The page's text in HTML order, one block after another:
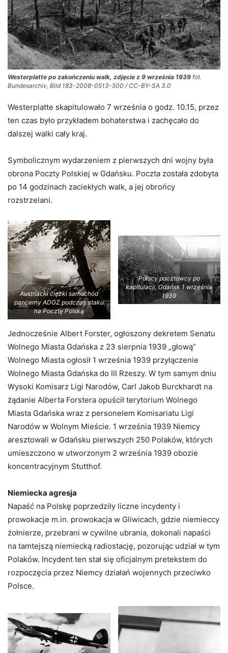
Westerplatte po zakończeniu walk, zdjęcie z 9 września 1939 fot.
Bundesarchiv, Bild 183-2008-0513-500 / CC-BY-SA 3.0
Westerplatte skapitulowało 7 września o godz. 10.15, przez
ten czas było przykładem bohaterstwa i zachęcało do
dalszej walki cały kraj.
Symbolicznym wydarzeniem z pierwszych dni wojny była
obrona Poczty Polskiej w Gdańsku. Poczta została zdobyta
po 14 godzinach zaciekłych walk, a jej obrońcy
rozstrzelani.
Austriacki ciężki samochód
pancerny ADGZ podczas ataku
na Pocztę Polską
Polscy pocztowcy po
kapitulacji, Gdańsk 1 września
1939
Jednocześnie Albert Forster, ogłoszony dekretem Senatu
Wolnego Miasta Gdańska z 23 sierpnia 1939 „głową”
Wolnego Miasta ogłosił 1 września 1939 przyłączenie
Wolnego Miasta Gdańska do III Rzeszy. W tym samym dniu
Wysoki Komisarz Ligi Narodów, Carl Jakob Burckhardt na
żądanie Alberta Forstera opuścił terytorium Wolnego
Miasta Gdańska wraz z personelem Komisariatu Ligi
Narodów w Wolnym Mieście. 1 września 1939 Niemcy
aresztowali w Gdańsku pierwszych 250 Polaków, których
umieszczono w utworzonym 2 września 1939 obozie
koncentracyjnym Stutthof.
Niemiecka agresja
Napaść na Polskę poprzedziły liczne incydenty i
prowokacje m.in. prowokacja w Gliwicach, gdzie niemieccy
żołnierze, przebrani w cywilne ubrania, dokonali napaści
na tamtejszą niemiecką radiostację, pozorując udział w tym
Polaków. Incydent ten stał się oficjalnym pretekstem do
rozpoczęcia przez Niemcy działań wojennych przeciwko
Polsce.